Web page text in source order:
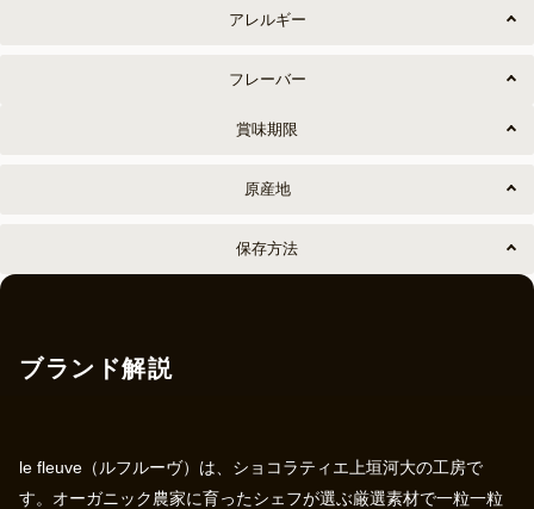
アレルギー
フレーバー
賞味期限
原産地
保存方法
ブランド解説
le fleuve（ルフルーヴ）は、ショコラティエ上垣河大の工房で
す。オーガニック農家に育ったシェフが選ぶ厳選素材で一粒一粒